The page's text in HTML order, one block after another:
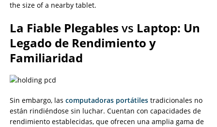
the size of a nearby tablet.
La Fiable Plegables vs Laptop: Un
Legado de Rendimiento y
Familiaridad
Sin embargo, las computadoras portátiles tradicionales no
están rindiéndose sin luchar. Cuentan con capacidades de
rendimiento establecidas, que ofrecen una amplia gama de